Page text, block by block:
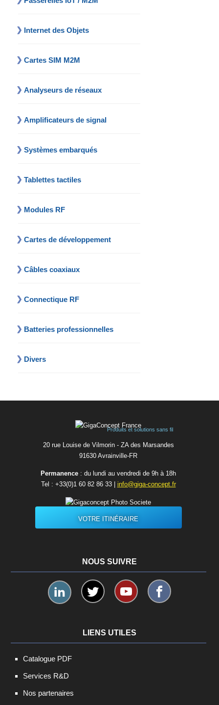
Internet des Objets
Cartes SIM M2M
Analyseurs de réseaux
Amplificateurs de signal
Systèmes embarqués
Tablettes tactiles
Modules RF
Cartes de développement
Câbles coaxiaux
Connectique RF
Batteries professionnelles
Divers
Produits et solutions sans fil
20 rue Louise de Vilmorin - ZA des Marsandes
91630 Avrainvilleㅤ-ㅤFR
Permanence : du lundi au vendredi de 9h à 18h
Tel : +33(0)1 60 82 86 33| info@giga-concept.fr
VOTRE ITINÉRAIRE
NOUS SUIVRE
LIENS UTILES
Catalogue PDF
Services R&D
Nos partenaires